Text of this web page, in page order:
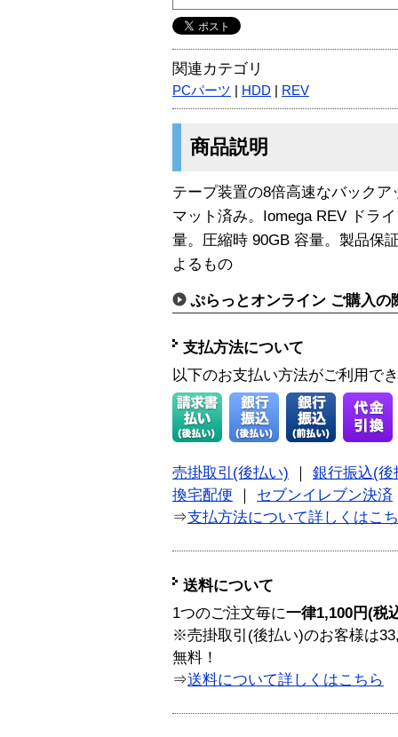
関連カテゴリ
PCパーツ HDD REV
商品説明
テープ装置の8倍高速なバック
マット済み。Iomega REV ドラ
量。圧縮時 90GB 容量。製品保
よるもの
ぷらっとオンライン ご購入の
支払方法について
以下のお支払い方法がご利用で
売掛取引(後払い)
銀行振込(後
換宅配便
セブンイレブン決済
⇒支払方法について詳しくはこ
送料について
1つのご注文毎に一律1,100円(税
※売掛取引(後払い)のお客様は
無料！
⇒送料について詳しくはこちら